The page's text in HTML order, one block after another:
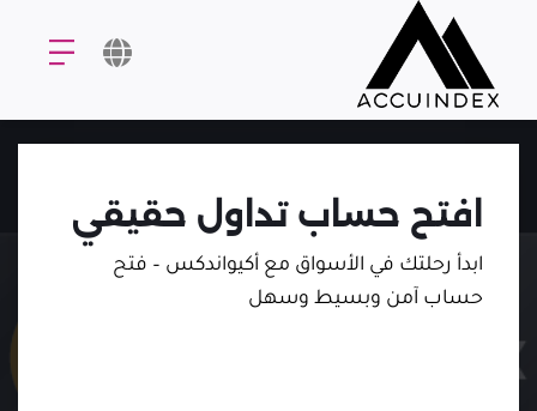
افتح حساب تداول حقيقي
ابدأ رحلتك في الأسواق مع أكيواندكس – فتح
حساب آمن وبسيط وسهل